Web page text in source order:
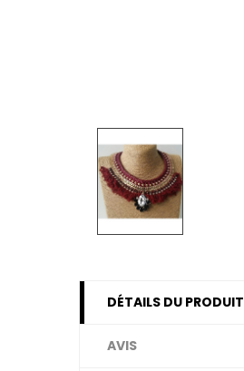
DÉTAILS DU PRODUIT
AVIS